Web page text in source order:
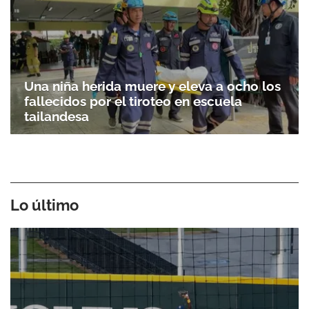
Una niña herida muere y eleva a ocho los
fallecidos por el tiroteo en escuela
tailandesa
Lo último